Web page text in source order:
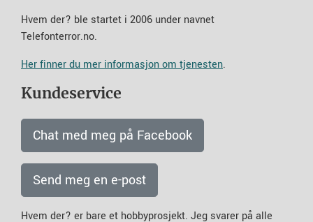
Hvem der? ble startet i 2006 under navnet
Telefonterror.no.
Her finner du mer informasjon om tjenesten.
Kundeservice
Chat med meg på Facebook
Send meg en e-post
Hvem der? er bare et hobbyprosjekt. Jeg svarer på alle